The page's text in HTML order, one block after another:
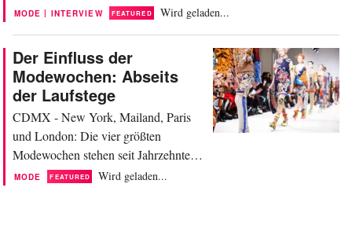
Cázarez, beide aus Mexiko, veganes
Ausgabe der Internationalen
Ledermesse Lineapelle 2019 im
Oktober in Mailand vorgestellt. Das
Ziel der Unternehmer war es, eine
nachhaltige...
MODE | INTERVIEW FEATURED Wird geladen...
Der Einfluss der
Modewochen: Abseits
der Laufstege
CDMX - New York, Mailand, Paris
und London: Die vier größten
Modewochen stehen seit Jahrzehnten
im Mittelpunkt des weltweiten
MODE FEATURED Wird geladen...